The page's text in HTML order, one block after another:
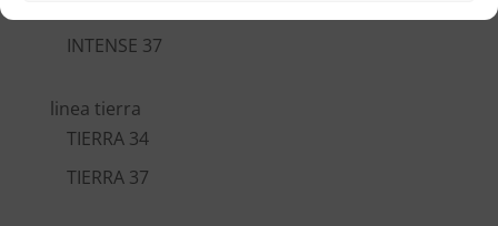
INTENSE 37
linea tierra
TIERRA 34
TIERRA 37